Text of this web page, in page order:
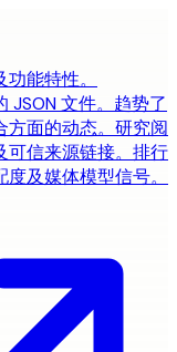
能特性。
文件。 趋势了
面的动态。 研究阅
信来源链接。 排行
及媒体模型信号。